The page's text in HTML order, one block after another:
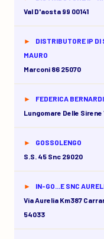
Val D'aosta 99 00141
DISTRIBUTORE IP DI
MAURO
Marconi 86 25070
FEDERICA
Lungomare Delle Sirene
GOSSOLENGO
S.s. 45 Snc 29020
IN-GO...E SNC
Via Aurelia Km387
54033